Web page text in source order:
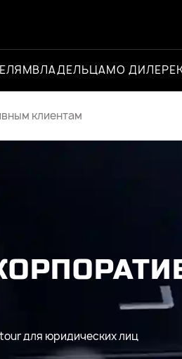
ВЛАДЕЛЬЦАМО ДИЛЕРЕ
клиентам
для юридических лиц